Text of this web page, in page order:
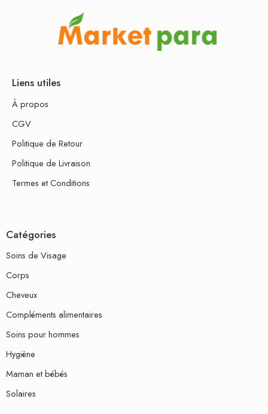
Liens utiles
À propos
CGV
Politique de Retour
Politique de Livraison
Termes et Conditions
Catégories
Soins de Visage
Corps
Cheveux
Compléments alimentaires
Soins pour hommes
Hygiène
Maman et bébés
Solaires